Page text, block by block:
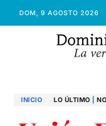
DOM, 9 AGOSTO 2026
INICIO LO ÚLTIMO